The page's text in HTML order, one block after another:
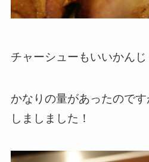
チャーシューもいいかんじ
かなりの量があったので
しましました！